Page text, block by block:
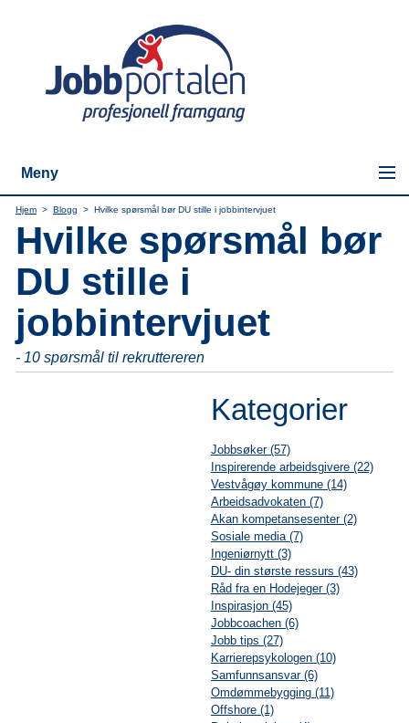
Meny
Hjem > Blogg > Hvilke spørsmål bør DU stille i jobbintervjuet
Hvilke spørsmål bør
DU stille i
jobbintervjuet
- 10 spørsmål til rekruttereren
Kategorier
Jobbsøker (57)
Inspirerende arbeidsgivere (22)
Vestvågøy kommune (14)
Arbeidsadvokaten (7)
Akan kompetansesenter (2)
Sosiale media (7)
Ingeniørnytt (3)
DU- din største ressurs (43)
Råd fra en Hodejeger (3)
Inspirasjon (45)
Jobbcoachen (6)
Jobb tips (27)
Karrierepsykologen (10)
Samfunnsansvar (6)
Omdømmebygging (11)
Offshore (1)